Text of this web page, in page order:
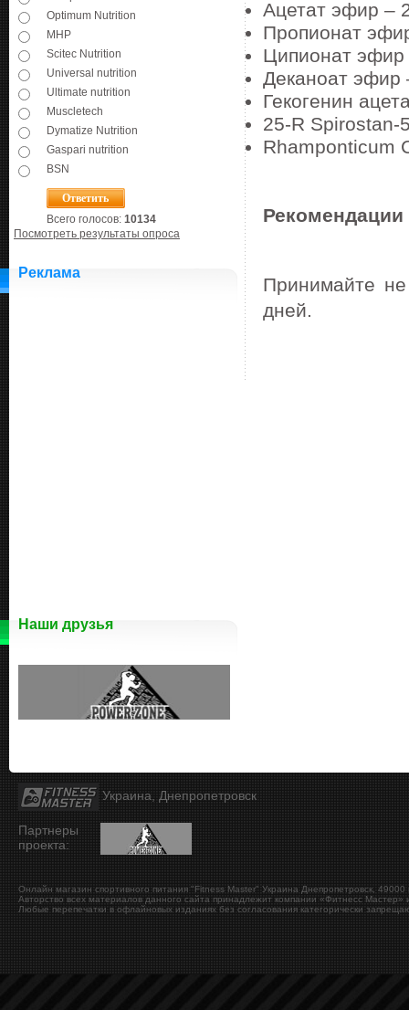
Optimum Nutrition
MHP
Scitec Nutrition
Universal nutrition
Ultimate nutrition
Muscletech
Dymatize Nutrition
Gaspari nutrition
BSN
Всего голосов: 10134
Посмотреть результаты опроса
Реклама
Наши друзья
Ацетат эфир –
Пропионат
Ципионат эфир
Деканоат эфир
Гекогенин
25-R Spirostan-
Rhamponticum
Принимайте
дней.
Украина, Днепропетровск
Партнеры
проекта:
Онлайн магазин спортивного питания "Fitness Master" Украина Днепропетровск 49000
Авторство всех материалов данного сайта принадлежит компании «Фитнесс Мастер»
Любые перепечатки в офлайновых изданиях без согласования категорически